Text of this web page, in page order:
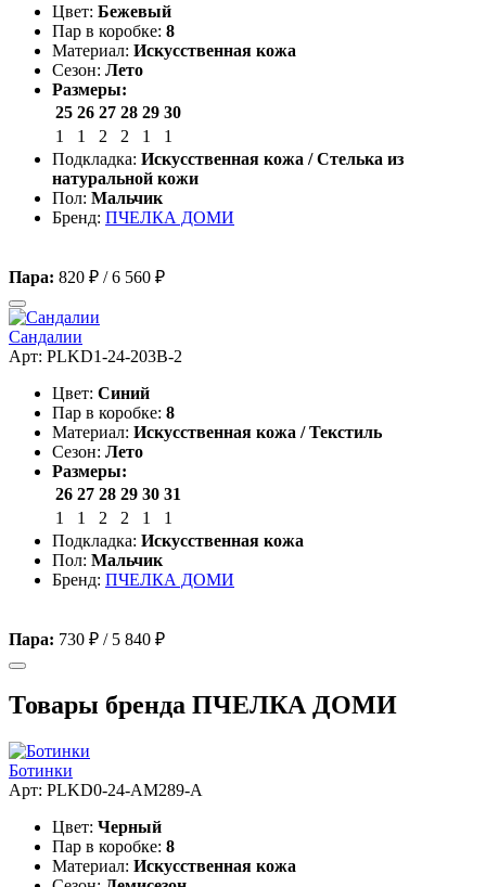
Цвет: Бежевый
Пар в коробке: 8
Материал: Искусственная кожа
Сезон: Лето
Размеры:
25 26 27 28 29 30
1
1 2 2 1
1
Подкладка: Искусственная кожа / Стелька из
натуральной кожи
Пол: Мальчик
Бренд: ПЧЕЛКА ДОМИ
Пара: 820 ₽ /6 560 ₽
Сандалии
Арт: PLKD1-24-203B-2
Цвет: Синий
Пар в коробке: 8
Материал: Искусственная кожа / Текстиль
Сезон: Лето
Размеры:
26 27 28 29 30 31
1
1 2 2 1
1
Подкладка: Искусственная кожа
Пол: Мальчик
Бренд: ПЧЕЛКА ДОМИ
Пара: 730 ₽ / 5 840 ₽
Товары бренда ПЧЕЛКА ДОМИ
Ботинки
Арт: PLKD0-24-AM289-A
Цвет: Черный
Пар в коробке: 8
Материал: Искусственная кожа